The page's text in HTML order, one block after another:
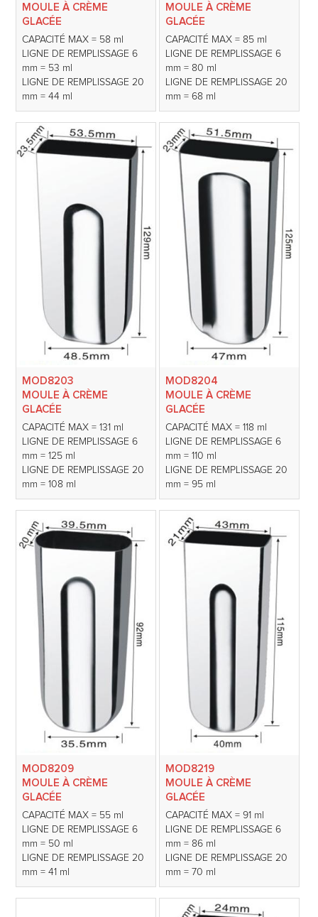
MOULE À CRÈME
GLACÉE
CAPACITÉ MAX = 58 ml
LIGNE DE REMPLISSAGE 6
mm = 53 ml
LIGNE DE REMPLISSAGE 20
mm = 44 ml
MOULE À CRÈME
GLACÉE
CAPACITÉ MAX = 85 ml
LIGNE DE REMPLISSAGE 6
mm = 80 ml
LIGNE DE REMPLISSAGE 20
mm = 68 ml
MOD8203
MOULE À CRÈME
GLACÉE
CAPACITÉ MAX = 131 ml
LIGNE DE REMPLISSAGE 6
mm = 125 ml
LIGNE DE REMPLISSAGE 20
mm = 108 ml
MOD8204
MOULE À CRÈME
GLACÉE
CAPACITÉ MAX = 118 ml
LIGNE DE REMPLISSAGE 6
mm = 110 ml
LIGNE DE REMPLISSAGE 20
mm = 95 ml
MOD8209
MOULE À CRÈME
GLACÉE
CAPACITÉ MAX = 55 ml
LIGNE DE REMPLISSAGE 6
mm = 50 ml
LIGNE DE REMPLISSAGE 20
mm = 41 ml
MOD8219
MOULE À CRÈME
GLACÉE
CAPACITÉ MAX = 91 ml
LIGNE DE REMPLISSAGE 6
mm = 86 ml
LIGNE DE REMPLISSAGE 20
mm = 70 ml